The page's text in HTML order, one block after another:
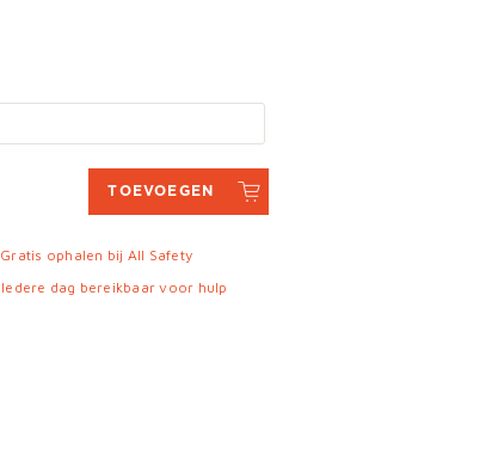
TOEVOEGEN
Gratis ophalen bij All Safety
Iedere dag bereikbaar voor hulp